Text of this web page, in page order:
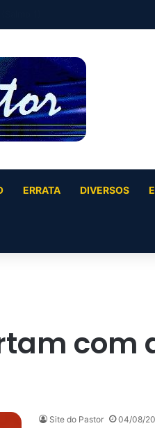
ERRATA DIVERSOS
com
Site do Pastor 04/08/